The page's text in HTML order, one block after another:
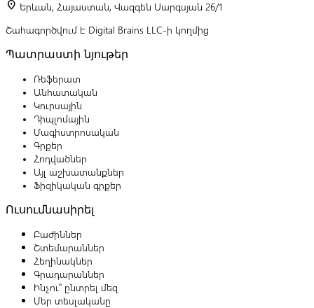
location_on Երևան, Հայաստան, Վազգեն Սարգսյան 26/1
Շահագործվում է Digital Brains LLC-ի կողմից
Պատրաստի նյութեր
Ռեֆերատ
Անհատական
Կուրսային
Դիպլոմային
Մագիստրոսական
Գրքեր
Հոդվածներ
Այլ աշխատանքներ
Ֆիզիկական գրքեր
Ուսումնասիրել
Բաժիններ
Շտեմարաններ
Հեղինակներ
Գրադարաններ
Ինչու՞ ընտրել մեզ
Մեր տեսլականը